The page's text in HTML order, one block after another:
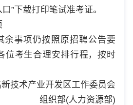
”下载打印笔试准考证。
余事项仍按照原招聘公告要
位考生合理安排行程，按时
技术产业开发区工作委员会
组织部(人力资源部)